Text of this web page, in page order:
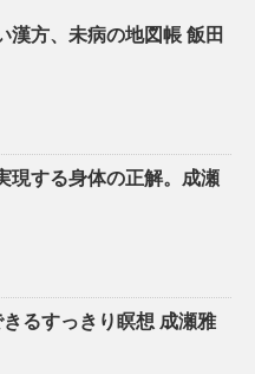
漢方、未病の地図帳 飯田
現する身体の正解。成瀬
るすっきり瞑想 成瀬雅